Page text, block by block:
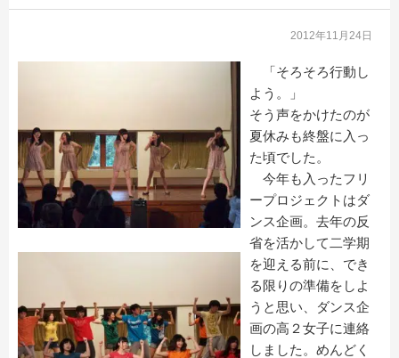
2012年11月24日
「そろそろ行動し
よう。」
そう声をかけたのが
夏休みも終盤に入っ
た頃でした。
今年も入ったフリ
ープロジェクトはダ
ンス企画。去年の反
省を活かして二学期
を迎える前に、でき
る限りの準備をしよ
うと思い、ダンス企
画の高２女子に連絡
しました。めんどく